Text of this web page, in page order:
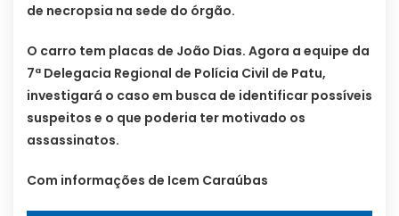
de necropsia na sede do órgão.
O carro tem placas de João Dias. Agora a equipe da
7ª Delegacia Regional de Polícia Civil de Patu,
investigará o caso em busca de identificar possíveis
suspeitos e o que poderia ter motivado os
assassinatos.
Com informações de Icem Caraúbas